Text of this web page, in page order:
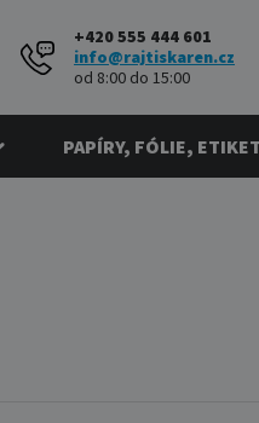
+420 555 444 601
info@rajtiskaren.cz
od 8:00 do 15:00
PAPÍRY, FÓLIE,